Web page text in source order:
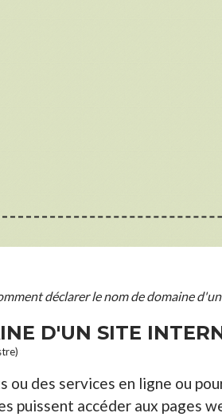
déclarer le nom de domaine
D'UN SITE
des services en ligne ou
puissent accéder aux pages